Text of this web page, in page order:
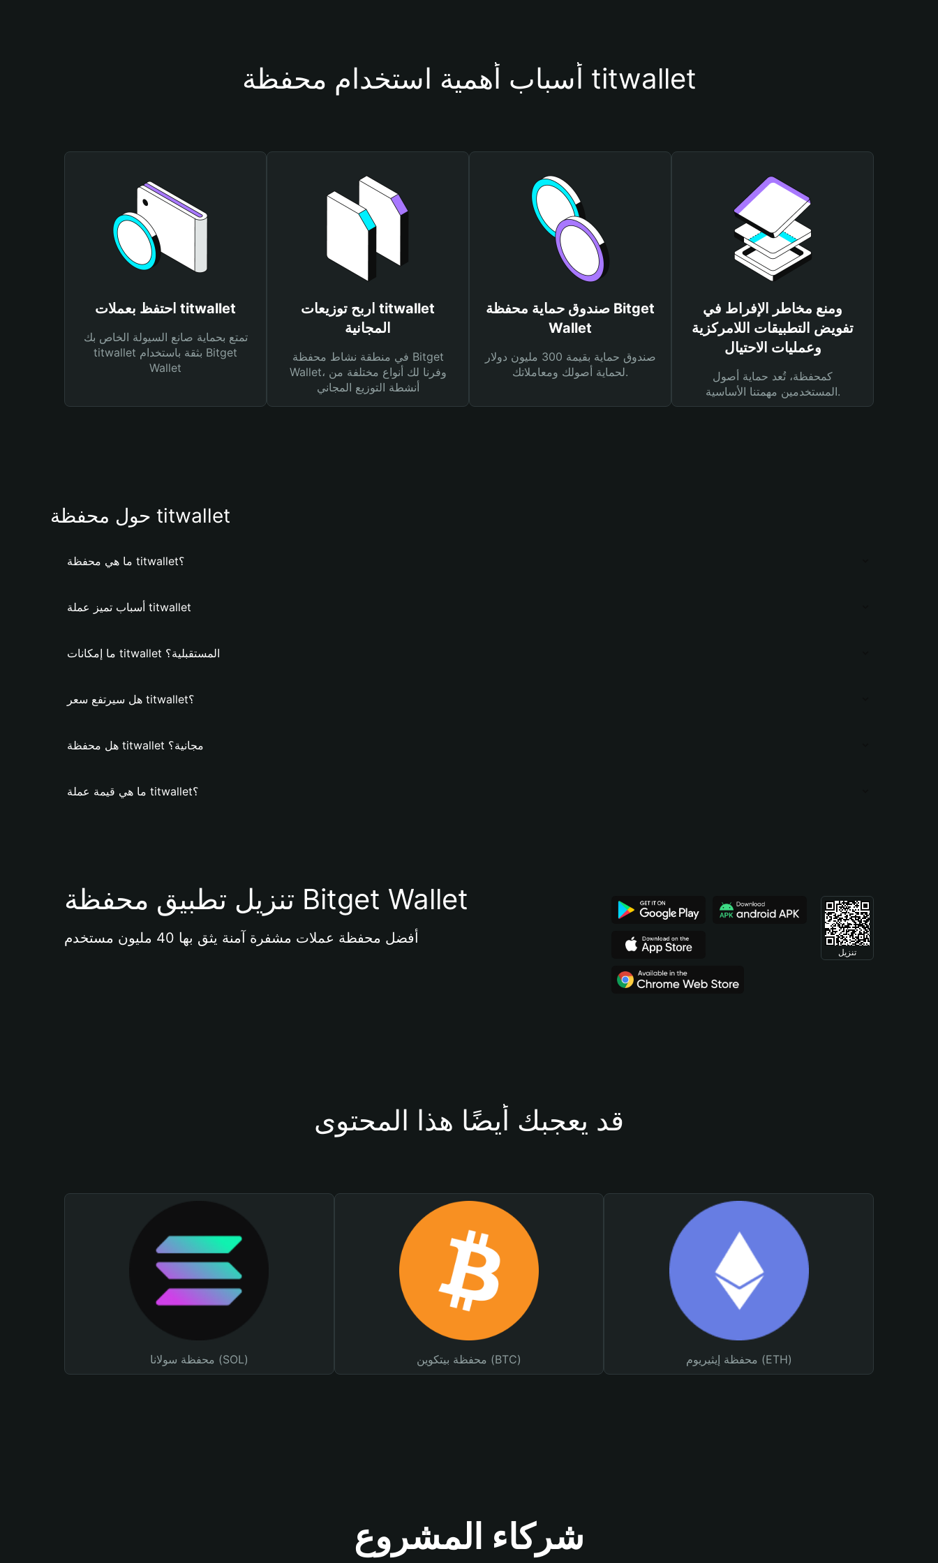
أسباب أهمية استخدام محفظة titwallet
احتفظ بعملات titwallet
تمتع بحماية صانع السيولة الخاص بك
titwallet بثقة باستخدام Bitget
Wallet
اربح توزيعات titwallet
المجانية
في منطقة نشاط محفظة Bitget
Wallet، وفرنا لك أنواع مختلفة من
أنشطة التوزيع المجاني
صندوق حماية محفظة Bitget
Wallet
صندوق حماية بقيمة 300 مليون دولار
لحماية أصولك ومعاملاتك.
ومنع مخاطر الإفراط في
تفويض التطبيقات اللامركزية
وعمليات الاحتيال
كمحفظة، تُعد حماية أصول
المستخدمين مهمتنا الأساسية.
حول محفظة titwallet
ما هي محفظة titwallet؟
أسباب تميز عملة titwallet
ما إمكانات titwallet المستقبلية؟
هل سيرتفع سعر titwallet؟
هل محفظة titwallet مجانية؟
ما هي قيمة عملة titwallet؟
تنزيل تطبيق محفظة Bitget Wallet
أفضل محفظة عملات مشفرة آمنة يثق بها 40 مليون مستخدم
تنزيل
قد يعجبك أيضًا هذا المحتوى
محفظة سولانا (SOL) محفظة بيتكوين (BTC) محفظة إيثيريوم (ETH)
شركاء المشروع